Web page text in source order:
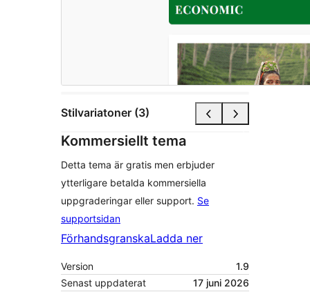
Stilvariatoner (3)
Kommersiellt tema
Detta tema är gratis men erbjuder
ytterligare betalda kommersiella
uppgraderingar eller support. Se
supportsidan
FörhandsgranskaLadda ner
Version
1.9
Senast uppdaterat
17 juni 2026